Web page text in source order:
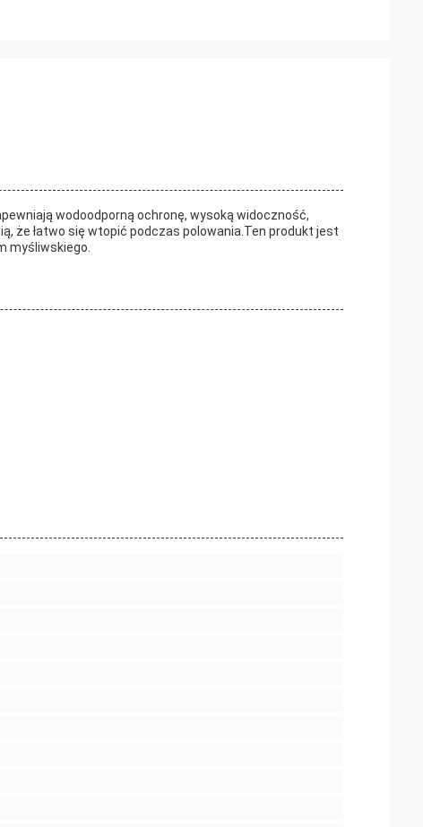
wodoodporną ochronę, wysoką widoczność,
że łatwo się wtopić podczas polowania.Ten produkt jest
myśliwskiego.